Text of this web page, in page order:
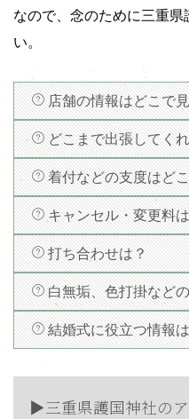
なので、念のために三重
い。
店舗の情報はどこで
どこまで出張してく
着付などの支度はど
キャンセル・変更料
打ち合わせは？
白無垢、色打掛など
結婚式に役立つ情報
▶︎三重県護国神社の